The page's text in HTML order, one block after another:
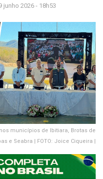
junho 2026 - 18h53
municípios de Ibitiara, Brotas de
e Seabra | FOTO: Joice Ciqueira |